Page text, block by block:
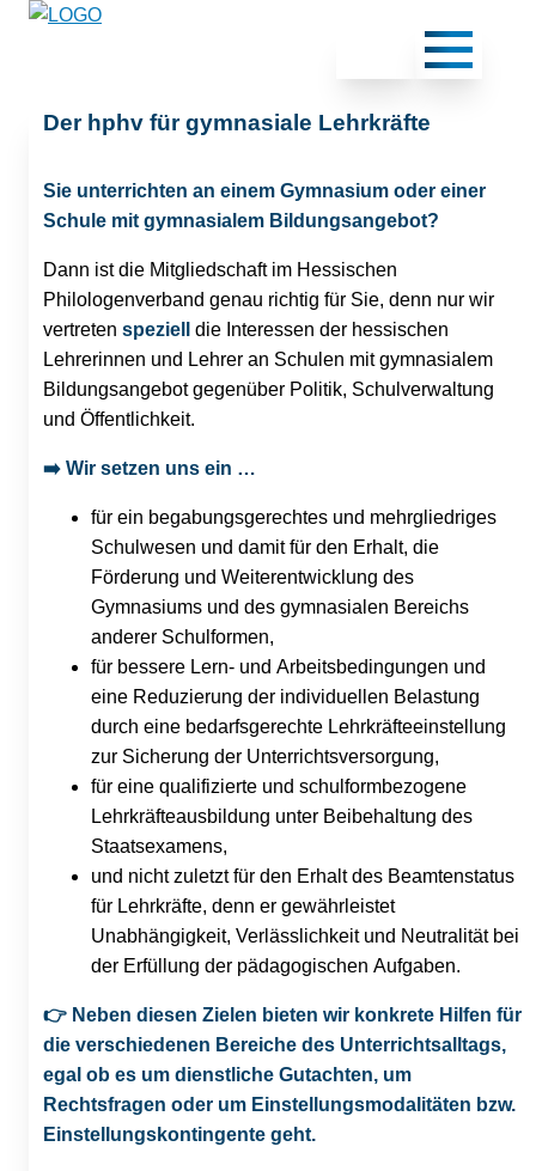
Der hphv für gymnasiale Lehrkräfte
Sie unterrichten an einem Gymnasium oder einer
Schule mit gymnasialem Bildungsangebot?
Dann ist die Mitgliedschaft im Hessischen
Philologenverband genau richtig für Sie, denn nur wir
vertreten speziell
die Interessen der hessischen
Lehrerinnen und Lehrer an Schulen mit gymnasialem
Bildungsangebot gegenüber Politik, Schulverwaltung
und Öffentlichkeit.
➡️ Wir setzen uns ein …
für ein begabungsgerechtes und mehrgliedriges
Schulwesen und damit für den Erhalt, die
Förderung und Weiterentwicklung des
Gymnasiums und des gymnasialen Bereichs
anderer Schulformen,
für bessere Lern- und Arbeitsbedingungen und
eine Reduzierung der individuellen Belastung
durch eine bedarfsgerechte Lehrkräfteeinstellung
zur Sicherung der Unterrichtsversorgung,
für eine qualifizierte und schulformbezogene
Lehrkräfteausbildung unter Beibehaltung des
Staatsexamens,
und nicht zuletzt für den Erhalt des Beamtenstatus
für Lehrkräfte, denn er gewährleistet
Unabhängigkeit, Verlässlichkeit und Neutralität bei
der Erfüllung der pädagogischen Aufgaben.
👉 Neben diesen Zielen bieten wir konkrete Hilfen für
die verschiedenen Bereiche des Unterrichtsalltags,
egal ob es um dienstliche Gutachten, um
Rechtsfragen oder um Einstellungsmodalitäten bzw.
Einstellungskontingente geht.